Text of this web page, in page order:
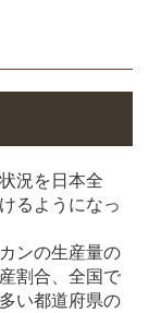
況を日本全
るようになっ
ンの生産量の
割合、全国で
い都道府県の